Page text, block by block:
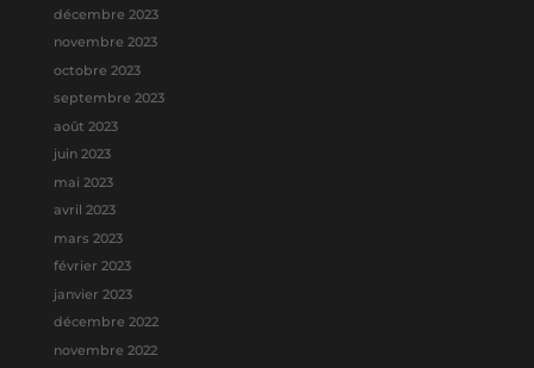
décembre 2023
novembre 2023
octobre 2023
septembre 2023
août 2023
juin 2023
mai 2023
avril 2023
mars 2023
février 2023
janvier 2023
décembre 2022
novembre 2022